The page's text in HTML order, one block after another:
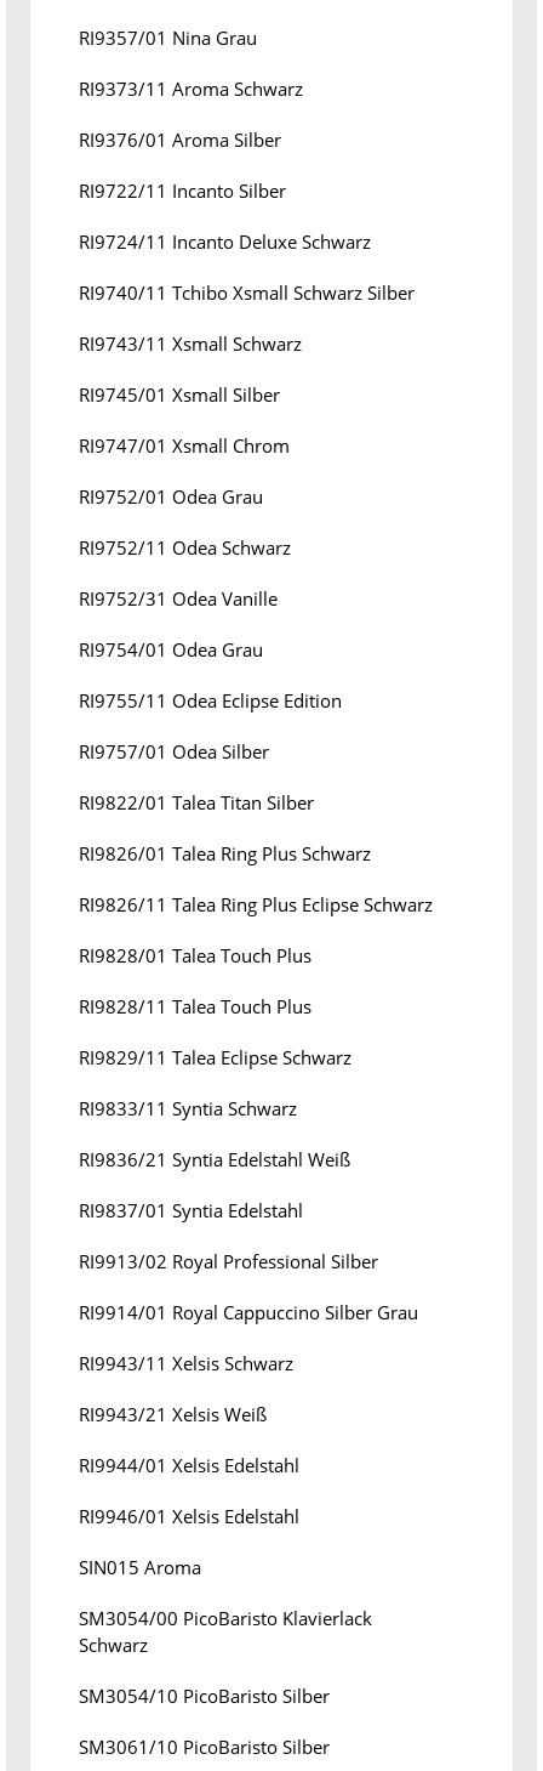
RI9357/01 Nina Grau
RI9373/11 Aroma Schwarz
RI9376/01 Aroma Silber
RI9722/11 Incanto Silber
RI9724/11 Incanto Deluxe Schwarz
RI9740/11 Tchibo Xsmall Schwarz Silber
RI9743/11 Xsmall Schwarz
RI9745/01 Xsmall Silber
RI9747/01 Xsmall Chrom
RI9752/01 Odea Grau
RI9752/11 Odea Schwarz
RI9752/31 Odea Vanille
RI9754/01 Odea Grau
RI9755/11 Odea Eclipse Edition
RI9757/01 Odea Silber
RI9822/01 Talea Titan Silber
RI9826/01 Talea Ring Plus Schwarz
RI9826/11 Talea Ring Plus Eclipse Schwarz
RI9828/01 Talea Touch Plus
RI9828/11 Talea Touch Plus
RI9829/11 Talea Eclipse Schwarz
RI9833/11 Syntia Schwarz
RI9836/21 Syntia Edelstahl Weiß
RI9837/01 Syntia Edelstahl
RI9913/02 Royal Professional Silber
RI9914/01 Royal Cappuccino Silber Grau
RI9943/11 Xelsis Schwarz
RI9943/21 Xelsis Weiß
RI9944/01 Xelsis Edelstahl
RI9946/01 Xelsis Edelstahl
SIN015 Aroma
SM3054/00 PicoBaristo Klavierlack
Schwarz
SM3054/10 PicoBaristo Silber
SM3061/10 PicoBaristo Silber